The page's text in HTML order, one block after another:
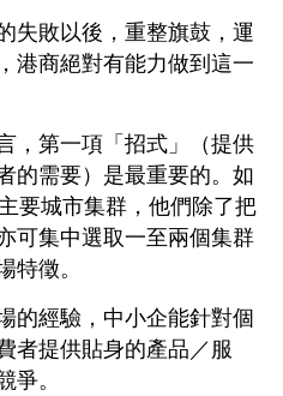
失敗以後，重整旗鼓，運
港商絕對有能力做到這一
，第一項「招式」（提供
的需要）是最重要的。如
要城市集群，他們除了把
可集中選取一至兩個集群
徵。
的經驗，中小企能針對個
者提供貼身的產品／服
。